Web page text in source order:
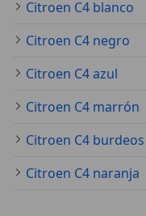
Citroen C4 blanco
Citroen C4 negro
Citroen C4 azul
Citroen C4 marrón
Citroen C4 burdeos
Citroen C4 naranja